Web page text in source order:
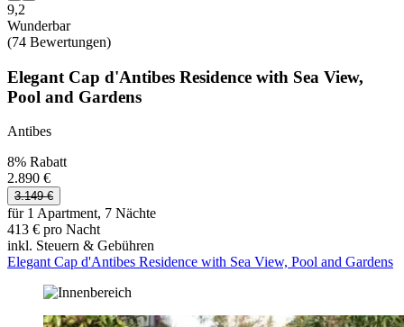
9,2
Wunderbar
(74 Bewertungen)
Elegant Cap d'Antibes Residence with Sea View,
Pool and Gardens
Antibes
8% Rabatt
2.890 €
3.149 €
für 1 Apartment, 7 Nächte
413 € pro Nacht
inkl. Steuern & Gebühren
Elegant Cap d'Antibes Residence with Sea View, Pool and Gardens